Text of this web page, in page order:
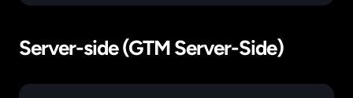
Server-side (GTM Server-Side)